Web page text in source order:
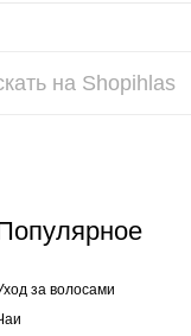
за волосами